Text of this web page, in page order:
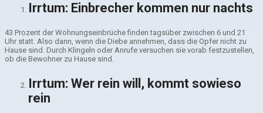
Irrtum: Einbrecher kommen nur nachts
43 Prozent der Wohnungseinbrüche finden tagsüber zwischen 6 und 21
Uhr statt. Also dann, wenn die Diebe annehmen, dass die Opfer nicht zu
Hause sind. Durch Klingeln oder Anrufe versuchen sie vorab festzustellen,
ob die Bewohner zu Hause sind.
Irrtum: Wer rein will, kommt sowieso
rein